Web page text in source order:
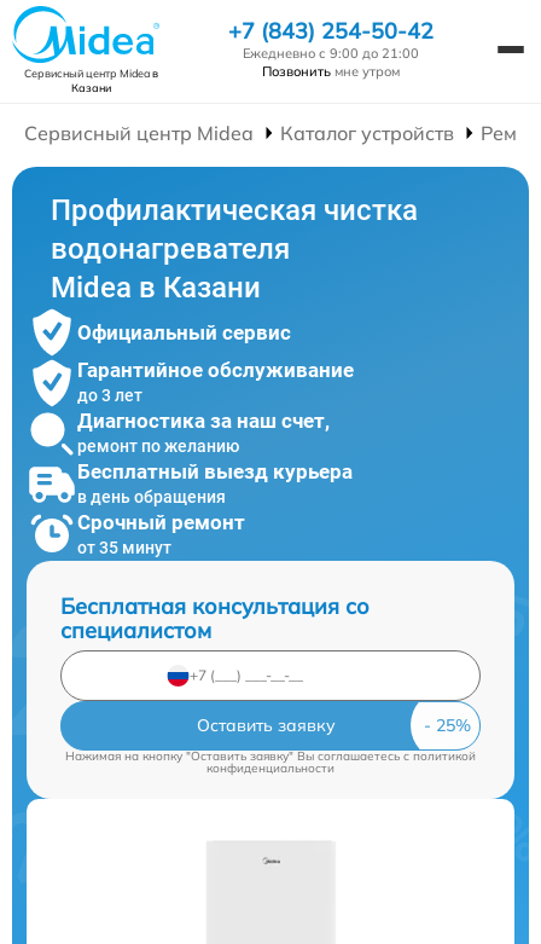
Сервисный центр Mideaв
Казани
+7 (843) 254-50-42
Ежедневно с 9:00 до 21:00
Позвонить мне утром
Сервисный центр Midea Каталог устройств
Профилактическая чистка
водонагревателя
Midea в Казани
Официальный сервис
Гарантийное обслуживание
до 3 лет
Диагностика за наш счет,
ремонт по желанию
Бесплатный выезд курьера
в день обращения
Срочный ремонт
от 35 минут
Бесплатная консультация со
специалистом
Оставить заявку
Нажимая на кнопку "Оставить заявку" Вы соглашаетесь cполитикой
конфиденциальности